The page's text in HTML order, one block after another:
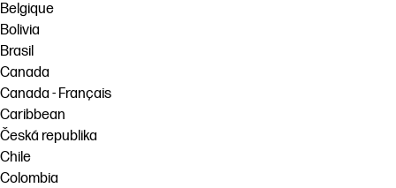
Belgique
Bolivia
Brasil
Canada
Canada - Français
Caribbean
Česká republika
Chile
Colombia